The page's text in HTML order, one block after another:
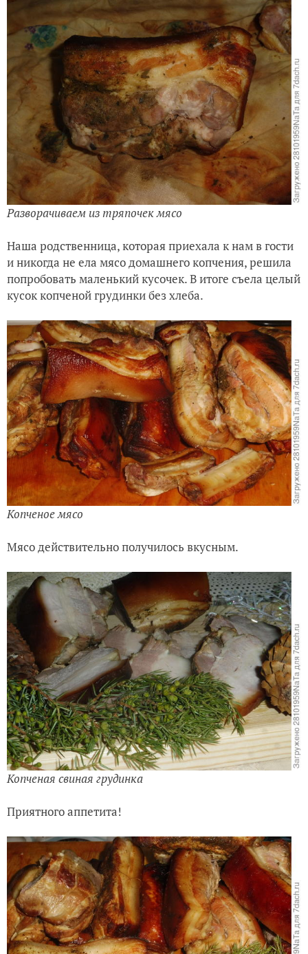
Разворачиваем из тряпочек мясо
Наша родственница, которая приехала к нам в гости
и никогда не ела мясо домашнего копчения, решила
попробовать маленький кусочек. В итоге съела целый
кусок копченой грудинки без хлеба.
Копченое мясо
Мясо действительно получилось вкусным.
Копченая свиная грудинка
Приятного аппетита!